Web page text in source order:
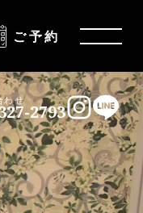
ご予約 Menu
わせ
2793 Instagram
LINE